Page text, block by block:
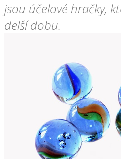
jsou účelové hračky,
delší dobu.